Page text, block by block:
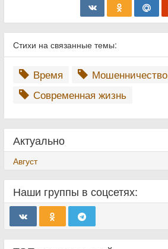
Стихи на связанные темы:
Время
Мошенничество
Современная жизнь
Актуально
Август
Наши группы в соцсетях: